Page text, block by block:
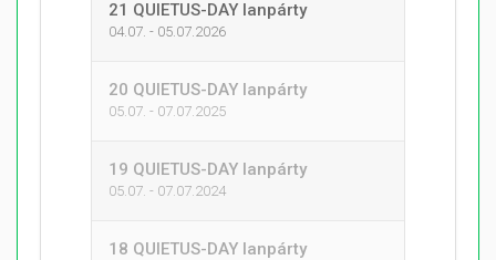
21 QUIETUS-DAY lanpárty
04.07. - 05.07.2026
20 QUIETUS-DAY lanpárty
05.07. - 07.07.2025
19 QUIETUS-DAY lanpárty
05.07. - 07.07.2024
18 QUIETUS-DAY lanpárty